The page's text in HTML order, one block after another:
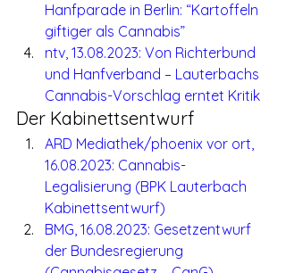
Hanfparade in Berlin: “Kartoffeln
giftiger als Cannabis”
ntv, 13.08.2023: Von Richterbund
und Hanfverband – Lauterbachs
Cannabis-Vorschlag erntet Kritik
Der Kabinettsentwurf
ARD Mediathek/phoenix vor ort,
16.08.2023: Cannabis-
Legalisierung (BPK Lauterbach
Kabinettsentwurf)
BMG, 16.08.2023: Gesetzentwurf
der Bundesregierung